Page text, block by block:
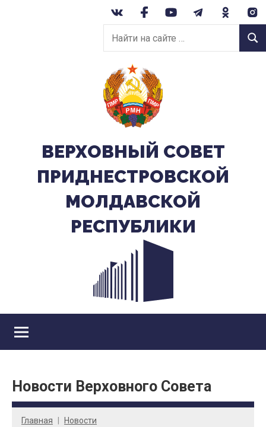
Найти
на
сайте:
ВЕРХОВНЫЙ CОВЕТ
ПРИДНЕСТРОВСКОЙ
МОЛДАВСКОЙ
РЕСПУБЛИКИ
Новости Верховного Совета
Главная Новости